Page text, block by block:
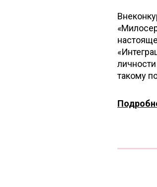
такому